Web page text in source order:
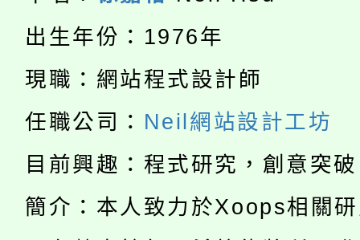
者。
份教師研習
淨零綠生活教案入校路
會
115年食農教育專業人
程
場熱烈登場!
8/21下午1時於龍潭區
YOUNG桃局內行報名
局官網。
8月14至27日，桃園電
出生年份：1976年
現職：網站程式設計師
任職公司： Neil網站設計工坊
目前興趣：程式研究，創意突
簡介：本人致力於Xoops相關